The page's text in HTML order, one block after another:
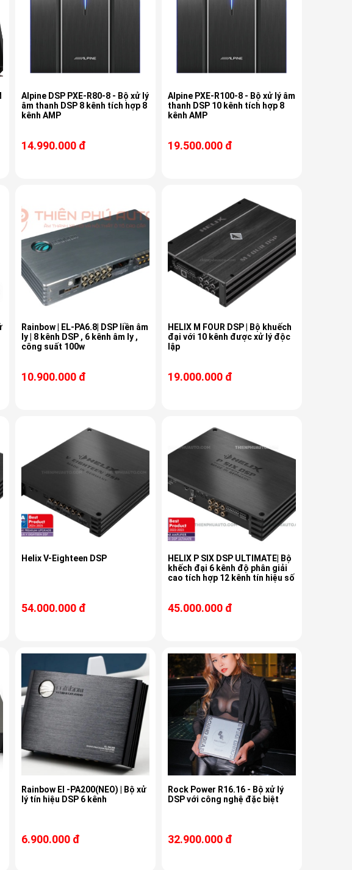
Alpine DSP PXE-R80-8 - Bộ xử lý
âm thanh DSP 8 kênh tích hợp 8
kênh AMP
14.990.000 đ
Alpine PXE-R100-8 - Bộ xử lý âm
thanh DSP 10 kênh tích hợp 8
kênh AMP
19.500.000 đ
Rainbow | EL-PA6.8| DSP liền âm
ly | 8 kênh DSP , 6 kênh âm ly ,
công suất 100w
10.900.000 đ
HELIX M FOUR DSP | Bộ khuếch
đại với 10 kênh được xử lý độc
lập
19.000.000 đ
Helix V-Eighteen DSP
54.000.000 đ
HELIX P SIX DSP ULTIMATE| Bộ
khếch đại 6 kênh độ phân giải
cao tích hợp 12 kênh tín hiệu số
45.000.000 đ
Rainbow El -PA200(NEO) | Bộ xử
lý tín hiệu DSP 6 kênh
6.900.000 đ
Rock Power R16.16 - Bộ xử lý
DSP với công nghệ đặc biệt
32.900.000 đ